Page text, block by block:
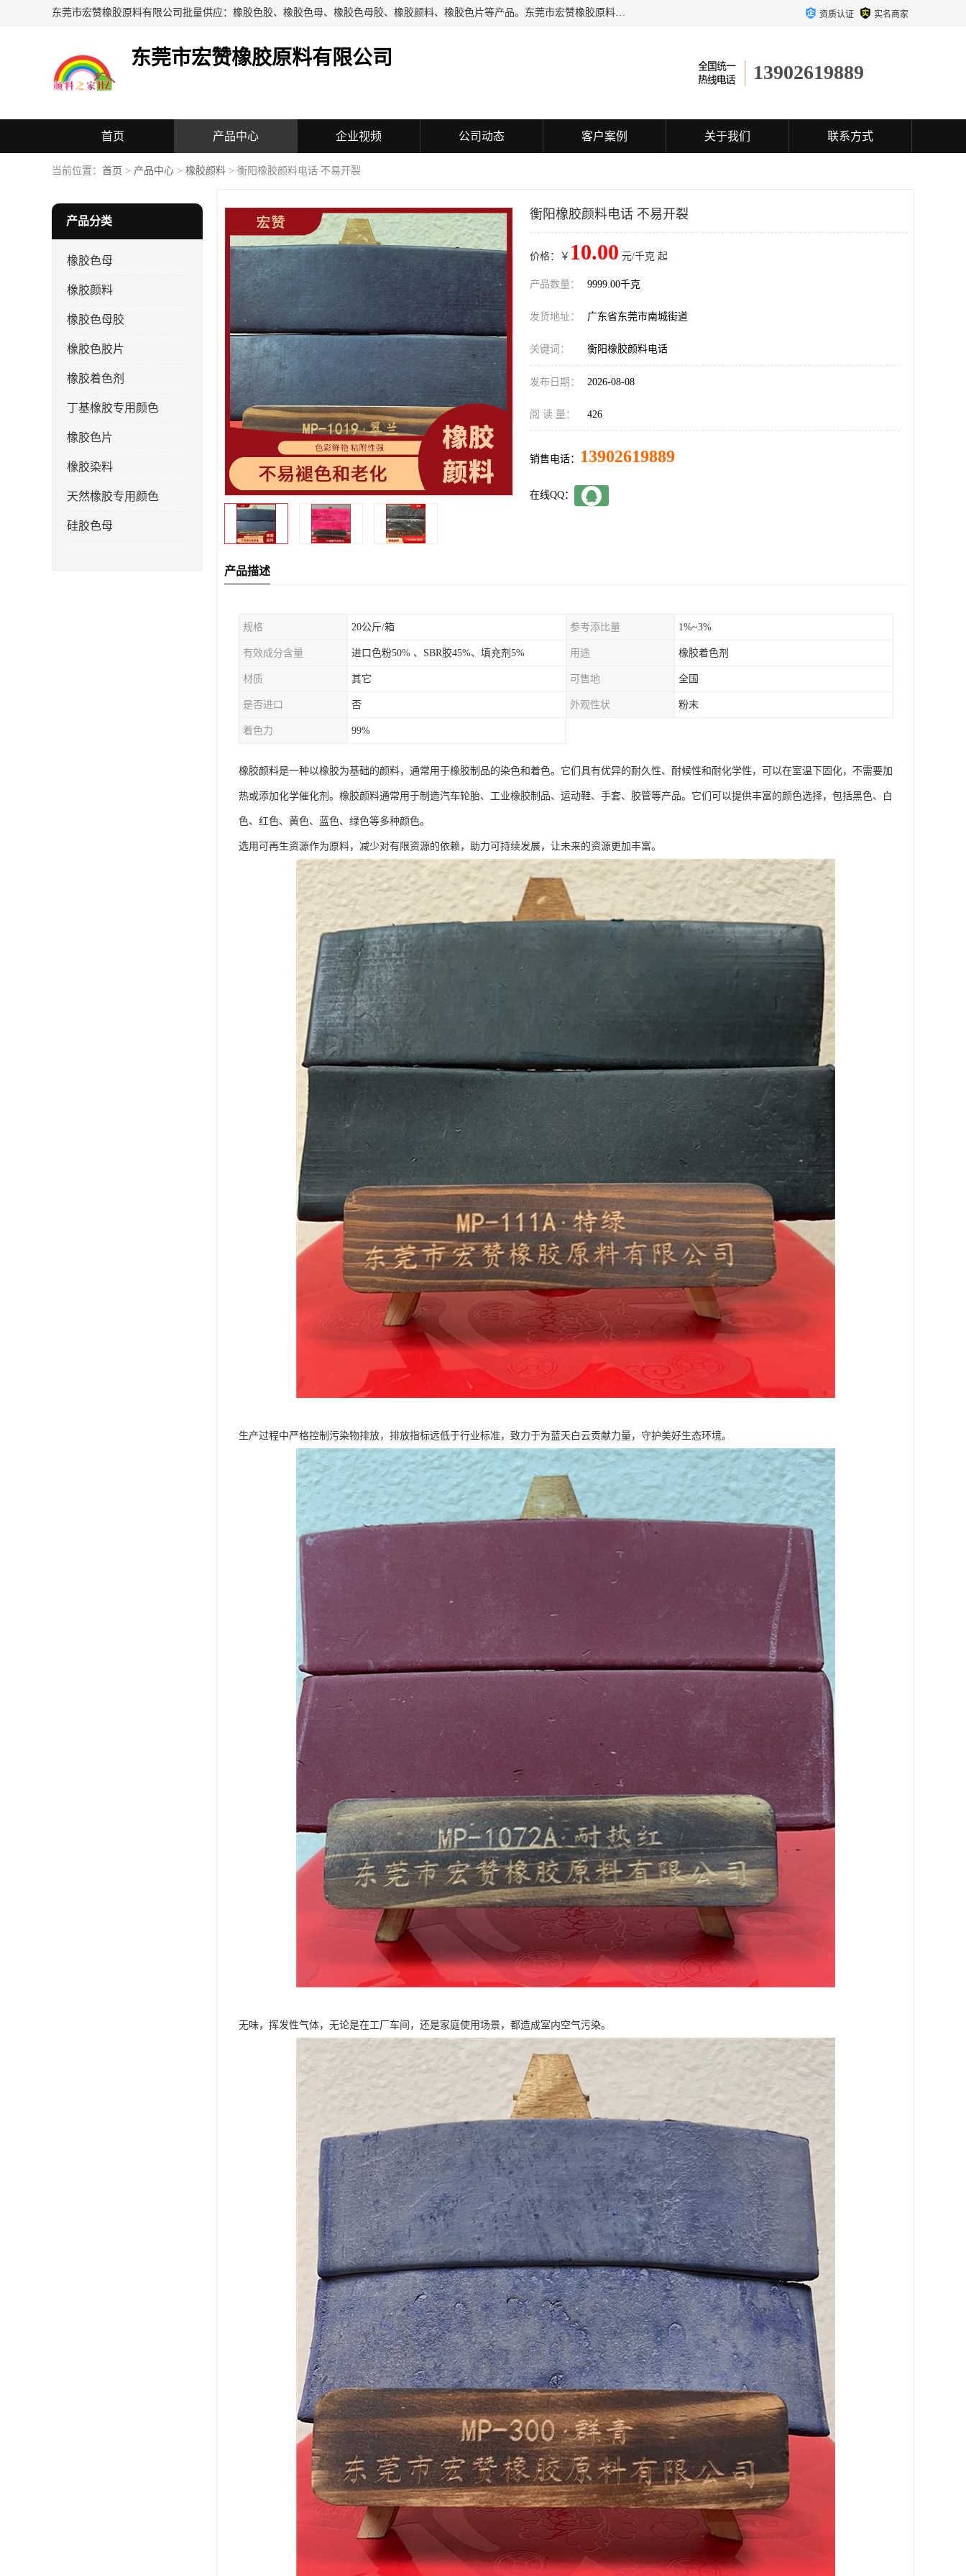
东莞市宏赞橡胶原料有限公司批量供应：橡胶色胶、橡胶色母、橡胶色母胶、橡胶颜料、橡胶色片等产品。东莞市宏赞橡胶原料有限公司经营已经十五年的历史，目前的客户群广达东南亚各国，也是目前橡胶制造密集度高的中国大陆橡胶制品工厂使用多，市场占有率高的色胶专业生产工厂。 资质认证 实名商家
东莞市宏赞橡胶原料有限公司
13902619889
首页 产品中心 企业视频 公司动态 客户案例 关于我们 联系方式
当前位置： 首页 > 产品中心 > 橡胶颜料 > 衡阳橡胶颜料电话 不易开裂
产品分类
橡胶色母
橡胶颜料
橡胶色母胶
橡胶色胶片
橡胶着色剂
丁基橡胶专用颜色
橡胶色片
橡胶染料
天然橡胶专用颜色
硅胶色母
衡阳橡胶颜料电话 不易开裂
价格：￥ 10.00 元/千克 起
产品数量： 9999.00千克
发货地址： 广东省东莞市南城街道
关键词： 衡阳橡胶颜料电话
发布日期： 2026-08-08
阅 读 量： 426
销售电话： 13902619889
在线QQ：
产品描述
规格 20公斤/箱 参考添比量 1%~3%
有效成分含量 进口色粉50% 、SBR胶45%、填充剂5% 用途 橡胶着色剂
材质 其它 可售地 全国
是否进口 否 外观性状 粉末
着色力 99%
橡胶颜料是一种以橡胶为基础的颜料，通常用于橡胶制品的染色和着色。它们具有优异的耐久性、耐候性和耐化学性，可以在室温下固化，不需要加
热或添加化学催化剂。橡胶颜料通常用于制造汽车轮胎、工业橡胶制品、运动鞋、手套、胶管等产品。它们可以提供丰富的颜色选择，包括黑色、白
色、红色、黄色、蓝色、绿色等多种颜色。
选用可再生资源作为原料，减少对有限资源的依赖，助力可持续发展，让未来的资源更加丰富。
生产过程中严格控制污染物排放，排放指标远低于行业标准，致力于为蓝天白云贡献力量，守护美好生态环境。
无味，挥发性气体，无论是在工厂车间，还是家庭使用场景，都造成室内空气污染。